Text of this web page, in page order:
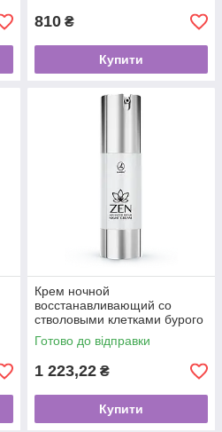
810 ₴
Купити
Крем ночной
восстанавливающий со
стволовыми клетками бурого
риса ZEN Line 50мл
Готово до відправки
1 223,22 ₴
Купити